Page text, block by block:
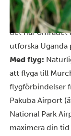
Med bil:Vill du
parken är enkel
det här området
utforska Uganda
Med flyg:
att flyga till
flygförbindelser
Pakuba Airport
National Park
maximera din